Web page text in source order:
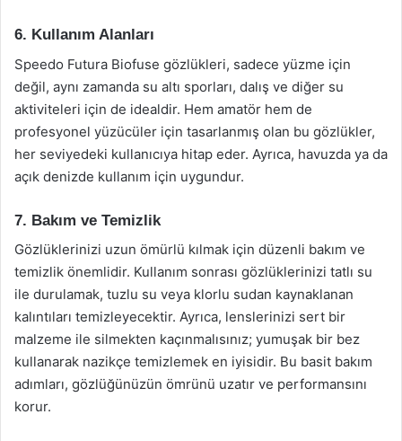
6. Kullanım Alanları
Speedo Futura Biofuse gözlükleri, sadece yüzme için
değil, aynı zamanda su altı sporları, dalış ve diğer su
aktiviteleri için de idealdir. Hem amatör hem de
profesyonel yüzücüler için tasarlanmış olan bu gözlükler,
her seviyedeki kullanıcıya hitap eder. Ayrıca, havuzda ya da
açık denizde kullanım için uygundur.
7. Bakım ve Temizlik
Gözlüklerinizi uzun ömürlü kılmak için düzenli bakım ve
temizlik önemlidir. Kullanım sonrası gözlüklerinizi tatlı su
ile durulamak, tuzlu su veya klorlu sudan kaynaklanan
kalıntıları temizleyecektir. Ayrıca, lenslerinizi sert bir
malzeme ile silmekten kaçınmalısınız; yumuşak bir bez
kullanarak nazikçe temizlemek en iyisidir. Bu basit bakım
adımları, gözlüğünüzün ömrünü uzatır ve performansını
korur.